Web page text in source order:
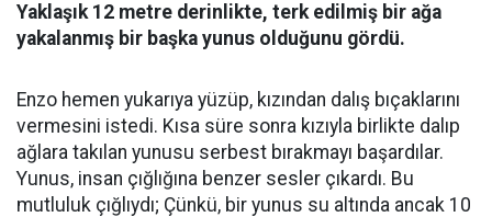
Yaklaşık 12 metre derinlikte, terk edilmiş bir ağa
yakalanmış bir başka yunus olduğunu gördü.
Enzo hemen yukarıya yüzüp, kızından dalış bıçaklarını
vermesini istedi. Kısa süre sonra kızıyla birlikte dalıp
ağlara takılan yunusu serbest bırakmayı başardılar.
Yunus, insan çığlığına benzer sesler çıkardı. Bu
mutluluk çığlıydı; Çünkü, bir yunus su altında ancak 10